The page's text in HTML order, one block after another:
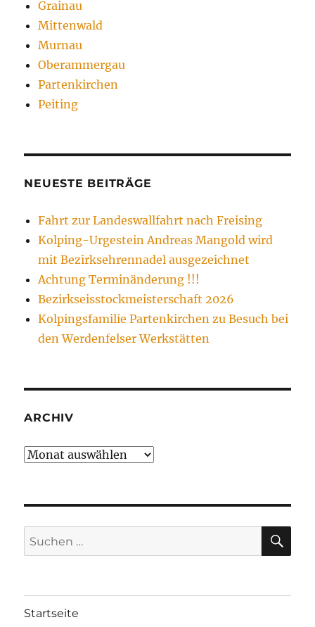
Grainau
Mittenwald
Murnau
Oberammergau
Partenkirchen
Peiting
NEUESTE BEITRÄGE
Fahrt zur Landeswallfahrt nach Freising
Kolping-Urgestein Andreas Mangold wird
mit Bezirksehrennadel ausgezeichnet
Achtung Terminänderung !!!
Bezirkseisstockmeisterschaft 2026
Kolpingsfamilie Partenkirchen zu Besuch bei
den Werdenfelser Werkstätten
ARCHIV
Archiv
Suchen
nach:
Startseite